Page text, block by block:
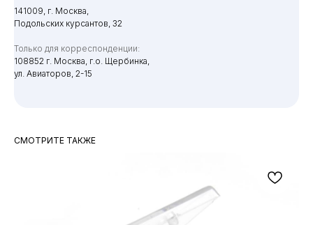
141009, г. Москва,
Подольских курсантов, 32
Только для корреспонденции:
108852 г. Москва, г.о. Щербинка,
ул. Авиаторов, 2-15
СМОТРИТЕ ТАКЖЕ